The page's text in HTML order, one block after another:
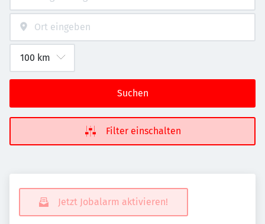
Suchen
Filter einschalten
Jetzt Jobalarm aktivieren!